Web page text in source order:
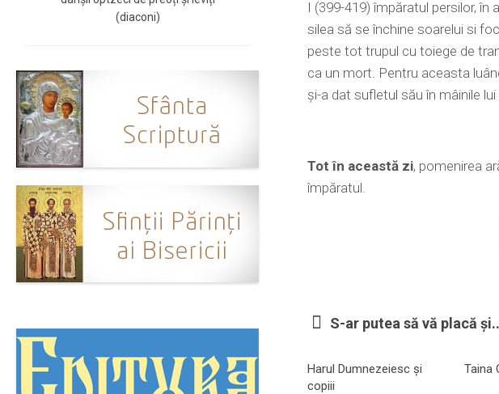
I (399-419) împăratul persilor, în
silea să se închine soarelui si
peste tot trupul cu toiege de
ca un mort. Pentru aceasta
şi-a dat sufletul său în mâinile
Tot în această zi, pomenirea
împăratul.
S-ar putea să vă placă
Harul Dumnezeiesc și
copiii
Taina
(diaconi)